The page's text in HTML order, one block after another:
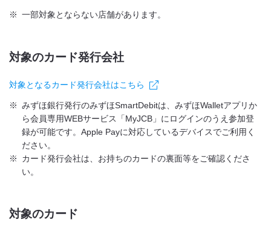
※ 一部対象とならない店舗があります。
対象のカード発行会社
対象となるカード発行会社はこちら
※ みずほ銀行発行のみずほSmartDebitは、みずほWalletアプリか
ら会員専用WEBサービス「MyJCB」にログインのうえ参加登
録が可能です。Apple Payに対応しているデバイスでご利用く
ださい。
※
カード発行会社は、お持ちのカードの裏面等をご確認くださ
い。
対象のカード